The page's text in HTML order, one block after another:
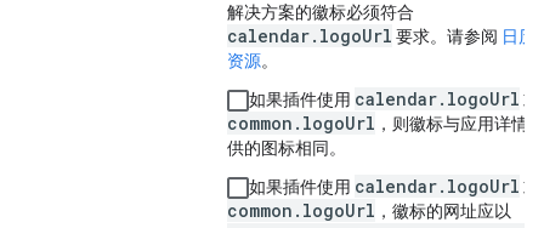
解决方案的徽标必须符合
calendar.logoUrl 要求。请参阅 日历
资源。
如果插件使用 calendar.logoUrl 或
common.logoUrl ，则徽标与应用详情
供的图标相同。
如果插件使用 calendar.logoUrl 或
common.logoUrl ，徽标的网址应以